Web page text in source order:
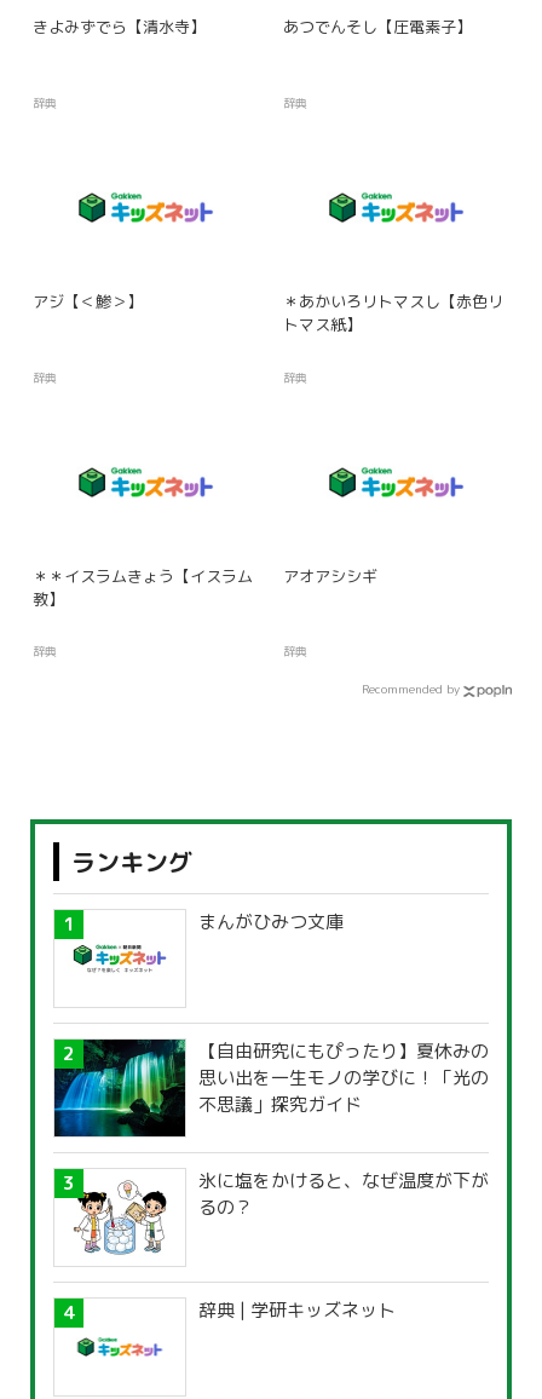
きよみずでら【清水寺】
辞典
あつでんそし【圧電素子】
辞典
アジ【＜鯵＞】
辞典
＊あかいろリトマスし【赤色リ
トマス紙】
辞典
＊＊イスラムきょう【イスラム
教】
辞典
アオアシシギ
辞典
Recommended by
ランキング
まんがひみつ文庫
【自由研究にもぴったり】夏休みの
思い出を一生モノの学びに！「光の
不思議」探究ガイド
氷に塩をかけると、なぜ温度が下が
るの？
辞典 | 学研キッズネット